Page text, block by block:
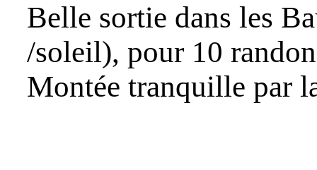
Belle sortie dans les
/soleil), pour 10
Montée tranquille par